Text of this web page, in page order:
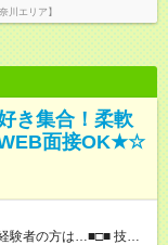
川エリア】
き集合！柔軟
面接OK★☆